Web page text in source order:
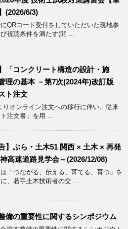
(2026/6/3)
にQRコード受付をしていただいた現地参
視聴条件を満たす(開 ...
「コンクリート構造の設計・施
理の基本 －第7次(2024年)改訂版
ト注文
りオンライン注文への移行に伴い、従来
注文書」を用 ...
】ぶら・土木51 関西 × 土木 × 再発
高速道路見学会～(2026/12/08)
「つながる、伝える、育てる、育つ」を
、若手土木技術者の交 ...
備の重要性に関するシンポジウム